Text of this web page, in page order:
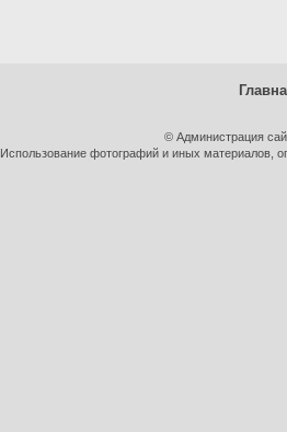
© Администрация
Использование фотографий и иных материалов,